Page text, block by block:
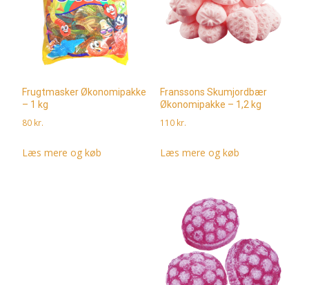
Frugtmasker Økonomipakke
– 1 kg
80 kr.
Læs mere og køb
Franssons Skumjordbær
Økonomipakke – 1,2 kg
110 kr.
Læs mere og køb